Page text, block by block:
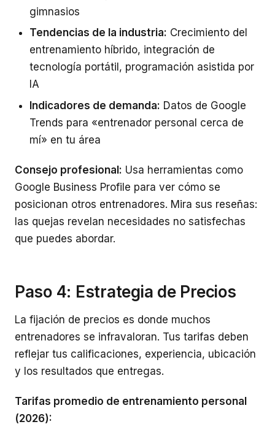
gimnasios
Tendencias de la industria: Crecimiento del
entrenamiento híbrido, integración de
tecnología portátil, programación asistida por
IA
Indicadores de demanda: Datos de Google
Trends para «entrenador personal cerca de
mí» en tu área
Consejo profesional: Usa herramientas como
Google Business Profile para ver cómo se
posicionan otros entrenadores. Mira sus reseñas:
las quejas revelan necesidades no satisfechas
que puedes abordar.
Paso 4: Estrategia de Precios
La fijación de precios es donde muchos
entrenadores se infravaloran. Tus tarifas deben
reflejar tus calificaciones, experiencia, ubicación
y los resultados que entregas.
Tarifas promedio de entrenamiento personal
(2026):